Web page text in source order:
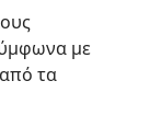
με
τα